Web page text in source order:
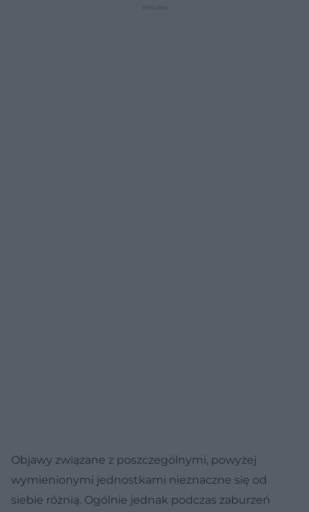
Objawy związane z poszczególnymi, powyżej
wymienionymi jednostkami nieznaczne się od
siebie różnią. Ogólnie jednak podczas zaburzeń